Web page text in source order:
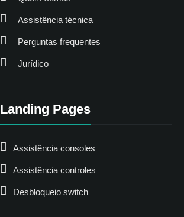
Assistência técnica
Perguntas frequentes
Jurídico
Landing Pages
Assistência consoles
Assistência controles
Desbloqueio switch